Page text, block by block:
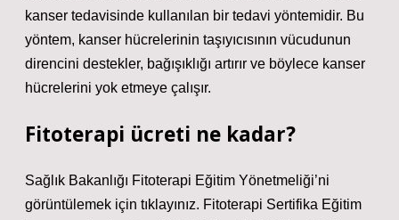
kanser tedavisinde kullanılan bir tedavi yöntemidir. Bu
yöntem, kanser hücrelerinin taşıyıcısının vücudunun
direncini destekler, bağışıklığı artırır ve böylece kanser
hücrelerini yok etmeye çalışır.
Fitoterapi ücreti ne kadar?
Sağlık Bakanlığı Fitoterapi Eğitim Yönetmeliği’ni
görüntülemek için tıklayınız. Fitoterapi Sertifika Eğitim